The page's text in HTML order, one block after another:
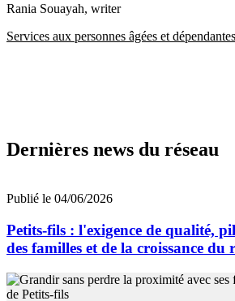
Rania Souayah, writer
Services aux personnes âgées et dépendantes
Dernières news du réseau
Publié le 04/06/2026
Petits-fils : l'exigence de qualité,
des familles et de la croissance du